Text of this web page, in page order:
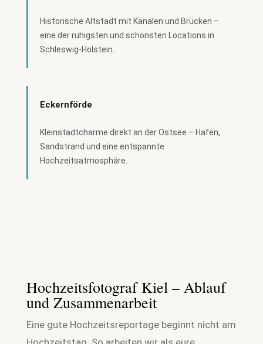
Historische Altstadt mit Kanälen und Brücken –
eine der ruhigsten und schönsten Locations in
Schleswig-Holstein.
Eckernförde
Kleinstadtcharme direkt an der Ostsee – Hafen,
Sandstrand und eine entspannte
Hochzeitsatmosphäre.
Hochzeitsfotograf Kiel – Ablauf
und Zusammenarbeit
Eine gute Hochzeitsreportage beginnt nicht am